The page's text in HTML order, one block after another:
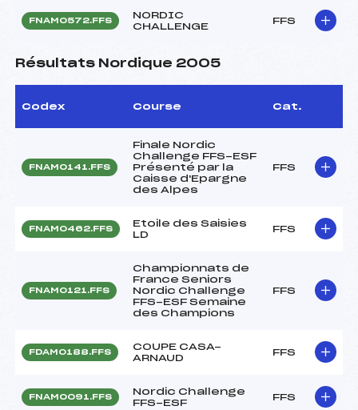
FNAM0572.FFS
NORDIC
CHALLENGE
FFS
Résultats Nordique 2005
Codex Course Cat.
FNAM0141.FFS
Finale Nordic
Challenge FFS-ESF
Présenté par la
Caisse d'Epargne
des Alpes
FFS
FNAM0462.FFS
Etoile des Saisies
LD
FFS
FNAM0121.FFS
Championnats de
France Seniors
Nordic Challenge
FFS-ESF Semaine
des Champions
FFS
FDAM0188.FFS
COUPE CASA-
ARNAUD
FFS
FNAM0091.FFS
Nordic Challenge
FFS-ESF
FFS